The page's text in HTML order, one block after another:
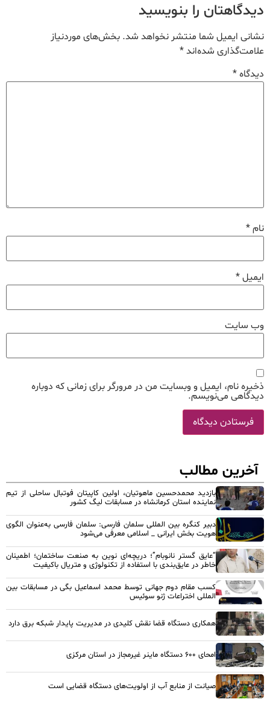
دیدگاهتان را بنویسید
نشانی ایمیل شما منتشر نخواهد شد. بخش‌های موردنیاز
علامت‌گذاری شده‌اند*
دیدگاه*
نام*
ایمیل*
وب‌ سایت
ذخیره نام، ایمیل و وبسایت من در مرورگر برای زمانی که دوباره
دیدگاهی می‌نویسم.
آخرین مطالب
بازدید محمدحسین ماهوتیان، اولین کاپیتان فوتبال ساحلی از تیم
نماینده استان کرمانشاه در مسابقات لیگ کشور
دبیر کنگره بین المللی سلمان فارسی: سلمان فارسی به‌عنوان الگوی
هویت بخش ایرانی _ اسلامی معرفی می‌شود
“عایق گستر نانوبام”؛ دریچه‌ای نوین به صنعت ساختمان؛ اطمینان
خاطر در عایق‌بندی با استفاده از تکنولوژی و متریال باکیفیت
کسب مقام دوم جهانی توسط محمد اسماعیل بگی در مسابقات بین
المللی اختراعات ژنو سوئیس
همکاری دستگاه قضا نقش کلیدی در مدیریت پایدار شبکه برق دارد
امحای ۶۰۰ دستگاه ماینر غیرمجاز در استان مرکزی
صیانت از منابع آب از اولویت‌های دستگاه قضایی است